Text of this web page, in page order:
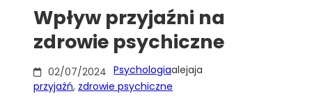
a
j
Wpływ przyjaźni na
zdrowie psychiczne
02/07/2024 Psychologiaalejaja
przyjaźń, zdrowie psychiczne